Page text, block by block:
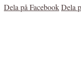
Dela på FacebookDela